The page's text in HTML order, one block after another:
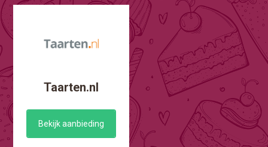
Taarten.nl
Bekijk aanbieding